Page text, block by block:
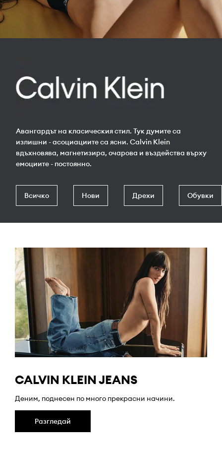
Авангардът на класическия стил. Тук думите са
излишни - асоциациите са ясни. Calvin Klein
вдъхновява, магнетизира, очарова и въздейства върху
емоциите - постоянно.
Всичко Нови Дрехи Обувки
CALVIN KLEIN JEANS
Деним, поднесен по много прекрасни начини.
Разгледай